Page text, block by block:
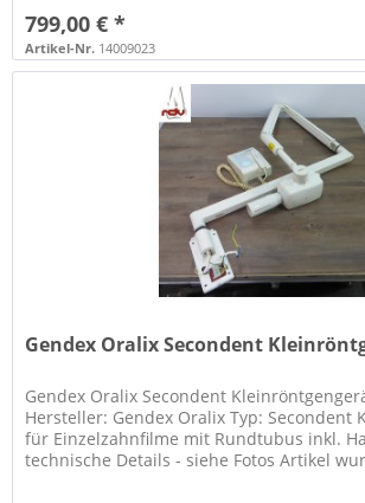
799,00 € *
Artikel-Nr. 14009023
Gendex Oralix Secondent
Gendex Oralix Secondent
Hersteller: Gendex Oralix Typ: Secondent
für Einzelzahnfilme mit Rundtubus inkl.
technische Details - siehe Fotos Artikel